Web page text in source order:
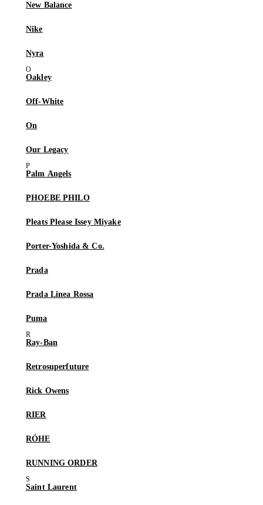
New Balance
Nike
Nyra
Oakley
Off-White
On
Our Legacy
Palm Angels
PHOEBE PHILO
Pleats Please Issey Miyake
Porter-Yoshida & Co.
Prada
Prada Linea Rossa
Puma
Ray-Ban
Retrosuperfuture
Rick Owens
RIER
RÓHE
RUNNING ORDER
Saint Laurent